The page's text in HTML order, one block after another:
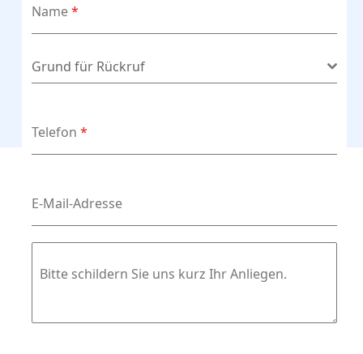
Name*
Grund für Rückruf
Grund für Rückruf
Telefon *
E-Mail-Adresse
Bitte schildern Sie uns kurz Ihr Anliegen.